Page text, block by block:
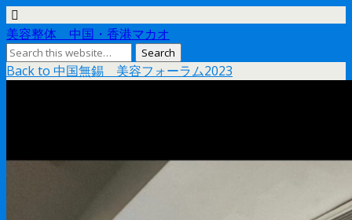
美容整体 中国・香港マカオ
Back to 中国無錫 美容フォーラム2023